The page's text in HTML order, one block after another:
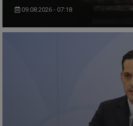
09.08.2026 - 07:18
VISITOR_PRIVACY_METADATA